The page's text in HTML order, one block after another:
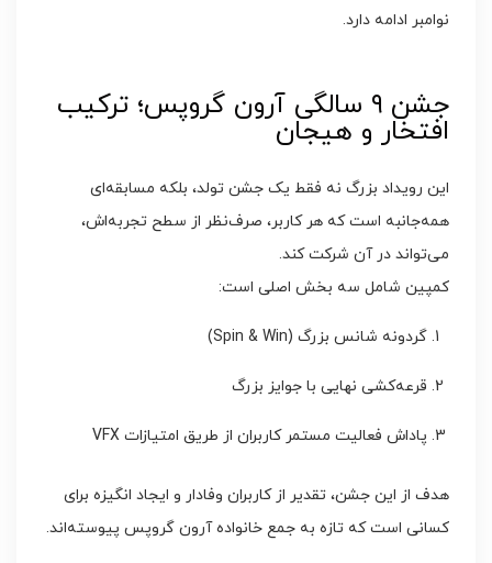
نوامبر ادامه دارد.
جشن ۹ سالگی آرون گروپس؛ ترکیب
افتخار و هیجان
این رویداد بزرگ نه فقط یک جشن تولد، بلکه مسابقه‌ای
همه‌جانبه است که هر کاربر، صرف‌نظر از سطح تجربه‌اش،
می‌تواند در آن شرکت کند.
کمپین شامل سه بخش اصلی است:
گردونه شانس بزرگ (Spin & Win)
قرعه‌کشی نهایی با جوایز بزرگ
پاداش فعالیت مستمر کاربران از طریق امتیازات VFX
هدف از این جشن، تقدیر از کاربران وفادار و ایجاد انگیزه برای
کسانی است که تازه به جمع خانواده آرون گروپس پیوسته‌اند.